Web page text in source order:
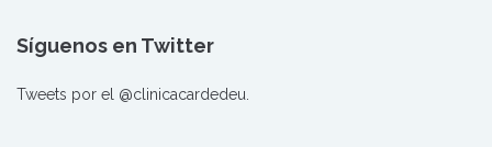
Síguenos en Twitter
Tweets por el @clinicacardedeu.